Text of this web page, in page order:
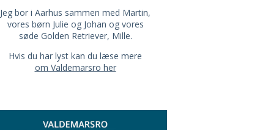
Jeg bor i Aarhus sammen med Martin,
vores børn Julie og Johan og vores
søde Golden Retriever, Mille.
Hvis du har lyst kan du læse mere
om Valdemarsro her